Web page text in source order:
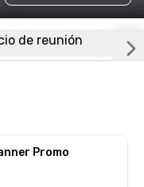
de reunión
Promo